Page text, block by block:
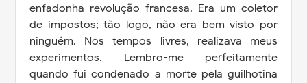
enfadonha revolução francesa. Era um coletor
de impostos; tão logo, não era bem visto por
ninguém. Nos tempos livres, realizava meus
experimentos. Lembro-me perfeitamente
quando fui condenado a morte pela guilhotina